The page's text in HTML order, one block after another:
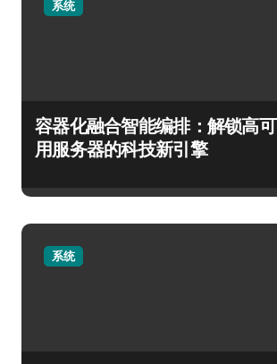
系统
容器化融合智能编排：解锁高可
用服务器的科技新引擎
系统